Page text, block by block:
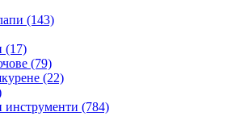
(143)
(17)
(79)
(22)
инструменти (784)